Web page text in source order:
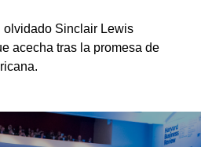
olvidado Sinclair Lewis
acecha tras la promesa de